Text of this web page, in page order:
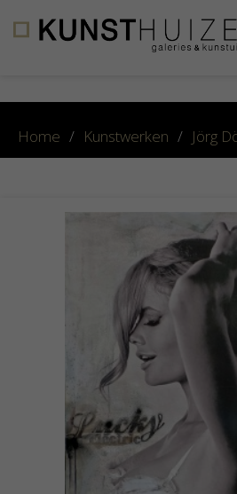
Home / Kunstwerken / Jörg